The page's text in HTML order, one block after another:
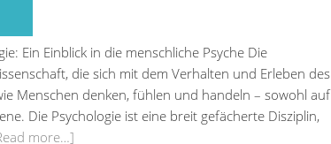
Ein Einblick in die menschliche Psyche Die
die sich mit dem Verhalten und Erleben des
Menschen denken, fühlen und handeln – sowohl auf
Die Psychologie ist eine breit gefächerte Disziplin,
more…]